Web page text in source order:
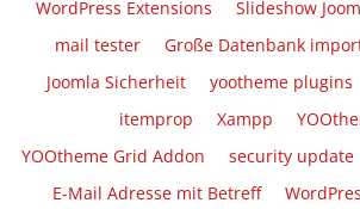
WordPress Extensions
Slideshow
mail tester
Große Datenbank
Joomla Sicherheit
yootheme plugins
itemprop
Xampp
YOOtheme Grid Addon
security update
E-Mail Adresse mit Betreff